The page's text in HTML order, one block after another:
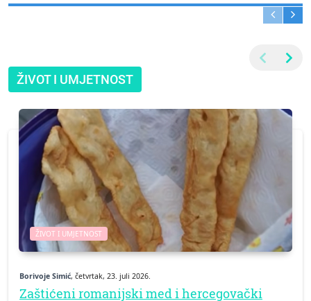
ŽIVOT I UMJETNOST
ŽIVOT I UMJETNOST
Borivoje Simić, četvrtak, 23. juli 2026.
Zaštićeni romanijski med i hercegovački